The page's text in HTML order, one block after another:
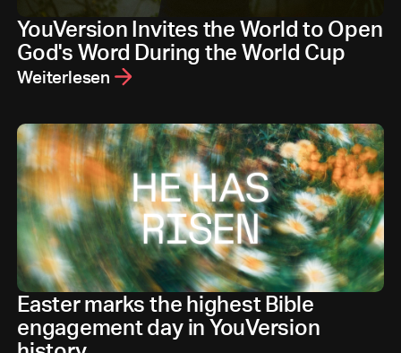
YouVersion Invites the World to Open
God's Word During the World Cup
Weiterlesen
Easter marks the highest Bible
engagement day in YouVersion